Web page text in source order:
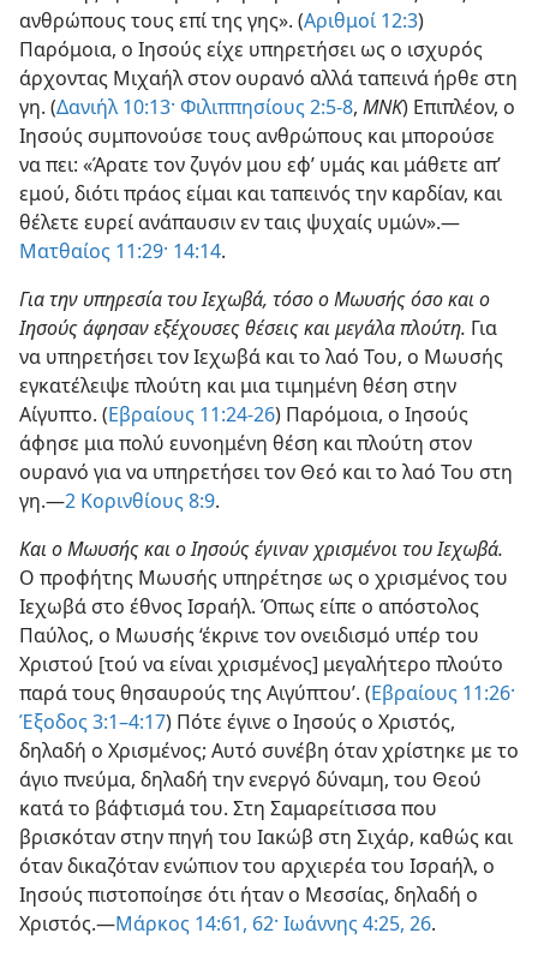
ανθρώπους τους επί της γης». (Αριθμοί 12:3)
Παρόμοια, ο Ιησούς είχε υπηρετήσει ως ο ισχυρός
άρχοντας Μιχαήλ στον ουρανό αλλά ταπεινά ήρθε στη
γη. (Δανιήλ 10:13· Φιλιππησίους 2:5-8, ΜΝΚ) Επιπλέον, ο
Ιησούς συμπονούσε τους ανθρώπους και μπορούσε
να πει: «Άρατε τον ζυγόν μου εφ’ υμάς και μάθετε απ’
εμού, διότι πράος είμαι και ταπεινός την καρδίαν, και
θέλετε ευρεί ανάπαυσιν εν ταις ψυχαίς υμών».—
Ματθαίος 11:29· 14:14.
Για την υπηρεσία του Ιεχωβά, τόσο ο Μωυσής όσο και ο
Ιησούς άφησαν εξέχουσες θέσεις και μεγάλα πλούτη. Για
να υπηρετήσει τον Ιεχωβά και το λαό Του, ο Μωυσής
εγκατέλειψε πλούτη και μια τιμημένη θέση στην
Αίγυπτο. (Εβραίους 11:24-26) Παρόμοια, ο Ιησούς
άφησε μια πολύ ευνοημένη θέση και πλούτη στον
ουρανό για να υπηρετήσει τον Θεό και το λαό Του στη
γη.—2 Κορινθίους 8:9.
Και ο Μωυσής και ο Ιησούς έγιναν χρισμένοι του Ιεχωβά.
Ο προφήτης Μωυσής υπηρέτησε ως ο χρισμένος του
Ιεχωβά στο έθνος Ισραήλ. Όπως είπε ο απόστολος
Παύλος, ο Μωυσής ‘έκρινε τον ονειδισμό υπέρ του
Χριστού [τού να είναι χρισμένος] μεγαλήτερο πλούτο
παρά τους θησαυρούς της Αιγύπτου’. (Εβραίους 11:26·
Έξοδος 3:1–4:17) Πότε έγινε ο Ιησούς ο Χριστός,
δηλαδή ο Χρισμένος; Αυτό συνέβη όταν χρίστηκε με το
άγιο πνεύμα, δηλαδή την ενεργό δύναμη, του Θεού
κατά το βάφτισμά του. Στη Σαμαρείτισσα που
βρισκόταν στην πηγή του Ιακώβ στη Σιχάρ, καθώς και
όταν δικαζόταν ενώπιον του αρχιερέα του Ισραήλ, ο
Ιησούς πιστοποίησε ότι ήταν ο Μεσσίας, δηλαδή ο
Χριστός.—Μάρκος 14:61, 62· Ιωάννης 4:25, 26.